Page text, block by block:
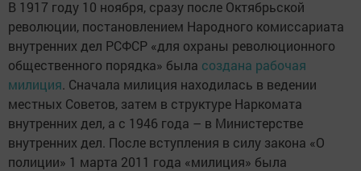
В 1917 году 10 ноября, сразу после Октябрьской
революции, постановлением Народного комиссариата
внутренних дел РСФСР «для охраны революционного
общественного порядка» была создана рабочая
милиция. Сначала милиция находилась в ведении
местных Советов, затем в структуре Наркомата
внутренних дел, а с 1946 года – в Министерстве
внутренних дел. После вступления в силу закона «О
полиции» 1 марта 2011 года «милиция» была